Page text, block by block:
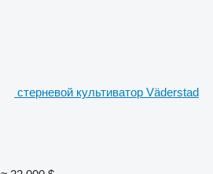
стерневой культиватор Väderstad